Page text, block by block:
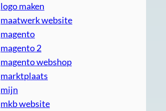
logo maken
maatwerk website
magento
magento 2
magento webshop
marktplaats
mijn
mkb website